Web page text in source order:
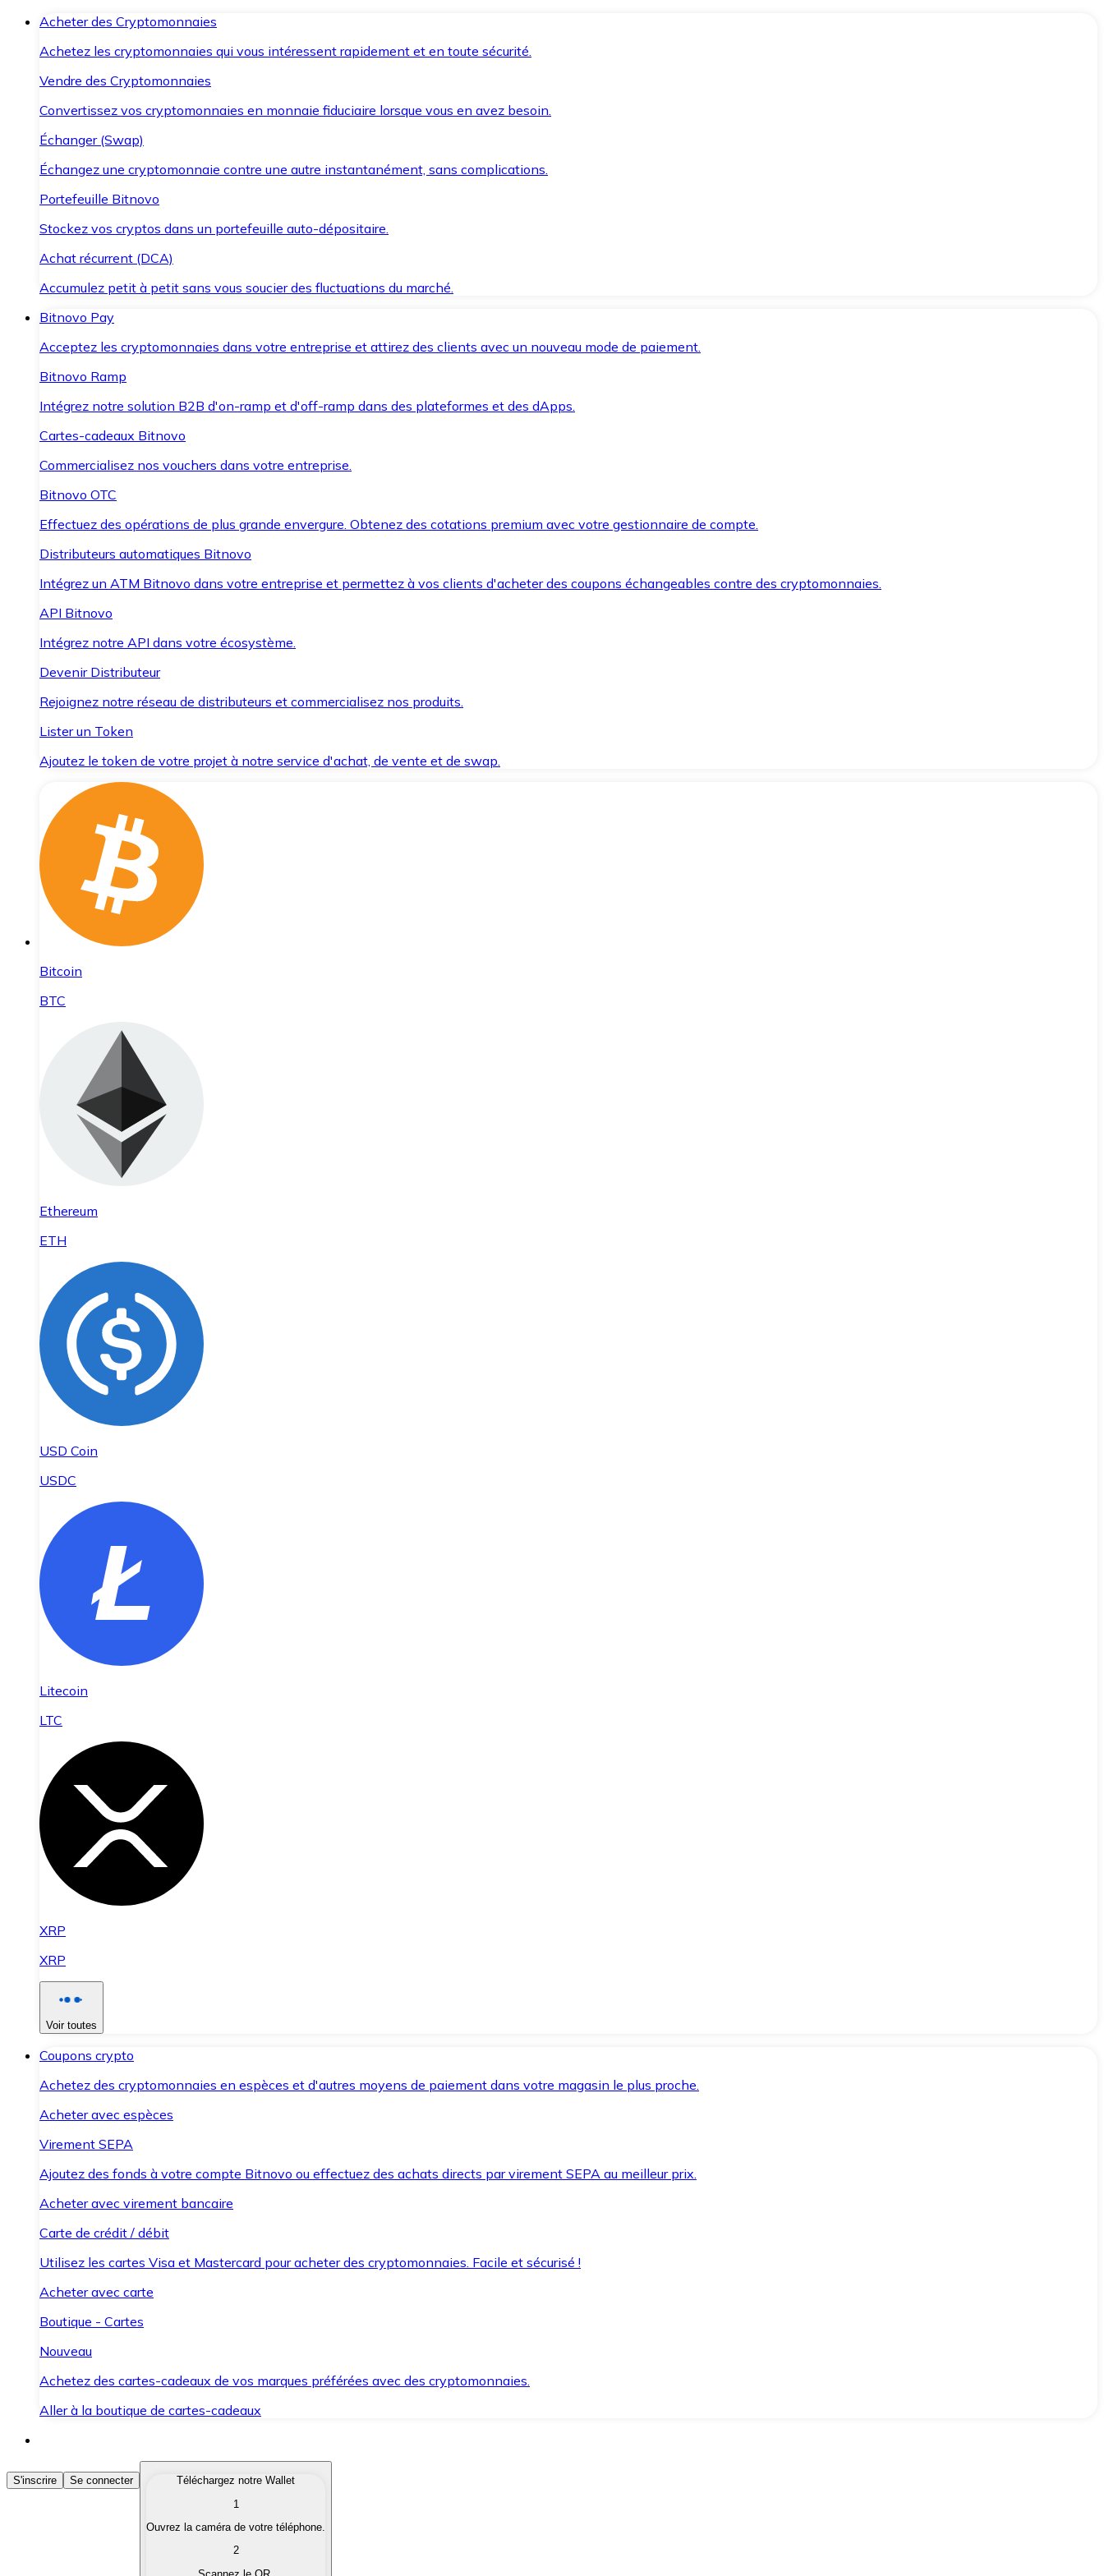
Acheter des Cryptomonnaies
Achetez les cryptomonnaies qui vous intéressent rapidement et en toute sécurité.
Vendre des Cryptomonnaies
Convertissez vos cryptomonnaies en monnaie fiduciaire lorsque vous en avez besoin.
Échanger (Swap)
Échangez une cryptomonnaie contre une autre instantanément, sans complications.
Portefeuille Bitnovo
Stockez vos cryptos dans un portefeuille auto-dépositaire.
Achat récurrent (DCA)
Accumulez petit à petit sans vous soucier des fluctuations du marché.
Bitnovo Pay
Acceptez les cryptomonnaies dans votre entreprise et attirez des clients avec un nouveau mode de paiement.
Bitnovo Ramp
Intégrez notre solution B2B d'on-ramp et d'off-ramp dans des plateformes et des dApps.
Cartes-cadeaux Bitnovo
Commercialisez nos vouchers dans votre entreprise.
Bitnovo OTC
Effectuez des opérations de plus grande envergure. Obtenez des cotations premium avec votre gestionnaire de compte.
Distributeurs automatiques Bitnovo
Intégrez un ATM Bitnovo dans votre entreprise et permettez à vos clients d'acheter des coupons échangeables contre des cryptomonnaies.
API Bitnovo
Intégrez notre API dans votre écosystème.
Devenir Distributeur
Rejoignez notre réseau de distributeurs et commercialisez nos produits.
Lister un Token
Ajoutez le token de votre projet à notre service d'achat, de vente et de swap.
Bitcoin
BTC
Ethereum
ETH
USD Coin
USDC
Litecoin
LTC
XRP
XRP
Voir toutes
Coupons crypto
Achetez des cryptomonnaies en espèces et d'autres moyens de paiement dans votre magasin le plus proche.
Acheter avec espèces
Virement SEPA
Ajoutez des fonds à votre compte Bitnovo ou effectuez des achats directs par virement SEPA au meilleur prix.
Acheter avec virement bancaire
Carte de crédit / débit
Utilisez les cartes Visa et Mastercard pour acheter des cryptomonnaies. Facile et sécurisé !
Acheter avec carte
Boutique - Cartes
Nouveau
Achetez des cartes-cadeaux de vos marques préférées avec des cryptomonnaies.
Aller à la boutique de cartes-cadeaux
Acheter des Cryptomonnaies
Achetez les cryptomonnaies qui vous intéressent rapidement et en toute sécurité.
Convertissez vos cryptomonnaies en monnaie fiduciaire lorsque vous en avez besoin.
S'inscrire Se connecter
Téléchargez notre Wallet
1
Ouvrez la caméra de votre téléphone.
2